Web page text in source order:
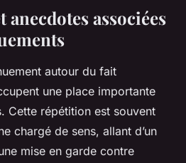
associées
autour du fait
une place importante
Cette répétition est souvent
chargé de sens, allant d’un
mise en garde contre